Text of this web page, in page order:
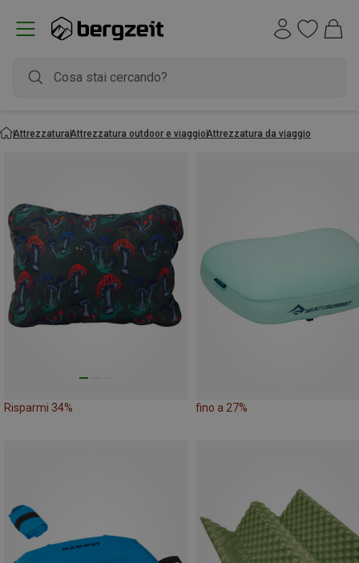
AttrezzaturaAttrezzatura outdoor e viaggioAttrezzatura da viaggio
Risparmi 34% fino a 27%